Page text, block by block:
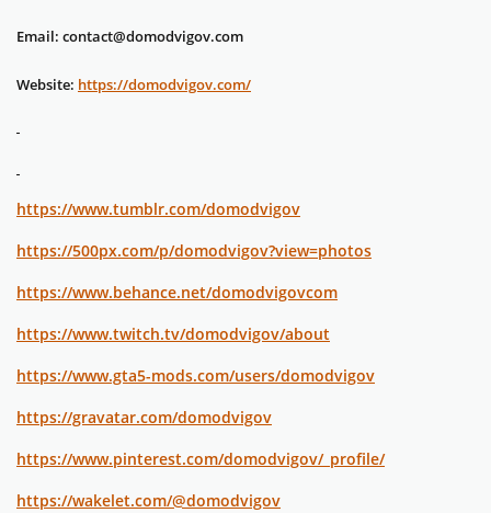
Email: contact@domodvigov.com
Website: https://domodvigov.com/
https://www.tumblr.com/domodvigov
https://500px.com/p/domodvigov?view=photos
https://www.behance.net/domodvigovcom
https://www.twitch.tv/domodvigov/about
https://www.gta5-mods.com/users/domodvigov
https://gravatar.com/domodvigov
https://www.pinterest.com/domodvigov/_profile/
https://wakelet.com/@domodvigov